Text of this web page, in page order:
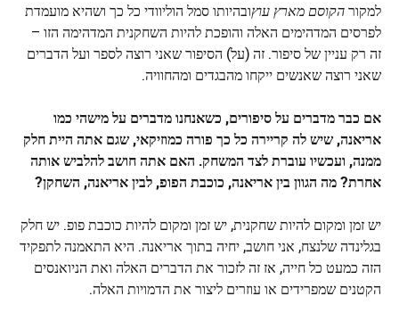
למקורהקוסם מארץ עוץובהיותו סמל הוליוודי כל כך ושהיא מועמדת
לפרסים המדהימים האלה והופכת להיות השחקנית המדהימה הזו –
זה רק עניין של סיפור. זה (על) הסיפור שאני רוצה לספר ועל הדברים
שאני רוצה שאנשים ייקחו מהבגדים ומהחוויה.
אם כבר מדברים על סיפורים, כשאנחנו מדברים על מישהי כמו
אריאנה, שיש לה קריירה כל כך פורה כמוזיקאי, שגם אתה היית חלק
ממנה, ועכשיו עוברת לצד המשחק. האם אתה חושב להלביש אותה
אחרת? מה הגוון בין אריאנה, כוכבת הפופ, לבין אריאנה, השחקן?
יש זמן ומקום להיות שחקנית, יש זמן ומקום להיות כוכבת פופ. יש חלק
בגלינדה שלנצח, אני חושב, יחיה בתוך אריאנה. היא התאמנה לתפקיד
הזה כמעט כל חייה, אז זה לזכור את הדברים האלה ואת הניואנסים
הקטנים שמפרידים או עוזרים ליצור את הדמויות האלה.